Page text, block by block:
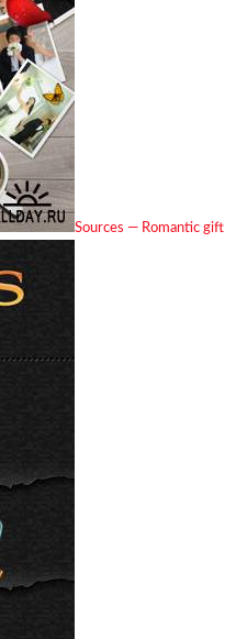
Sources — Romantic gift